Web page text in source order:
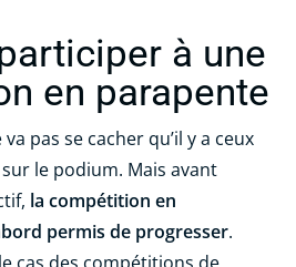
à une
en parapente
pas se cacher qu’il y a ceux
le podium. Mais avant
la compétition en
permis de progresser.